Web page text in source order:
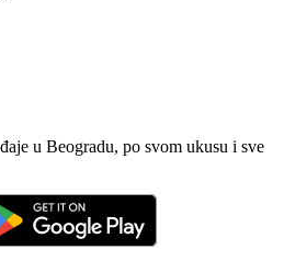
u Beogradu, po svom ukusu i sve